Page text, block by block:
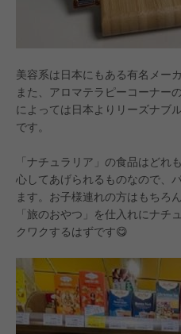
美容系は日本にもある有名メー
また、アロマテラピーコーナーの
によっては日本よりリーズナブ
です。
「ナチュラリア」の食品はどれ
心してあげられるものなので、
ます。お子様連れの方はもちろ
「旅のおやつ」を仕入れにナチ
クワクするはずです😋